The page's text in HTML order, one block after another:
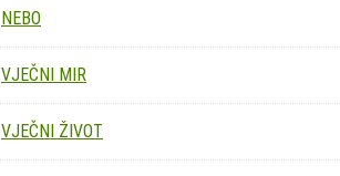
NEBO
VJEČNI MIR
VJEČNI ŽIVOT